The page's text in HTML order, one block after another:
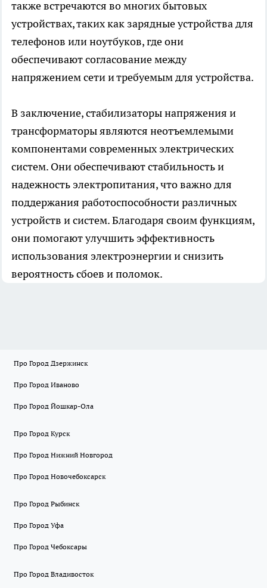
также встречаются во многих бытовых
устройствах, таких как зарядные устройства для
телефонов или ноутбуков, где они
обеспечивают согласование между
напряжением сети и требуемым для устройства.
В заключение, стабилизаторы напряжения и
трансформаторы являются неотъемлемыми
компонентами современных электрических
систем. Они обеспечивают стабильность и
надежность электропитания, что важно для
поддержания работоспособности различных
устройств и систем. Благодаря своим функциям,
они помогают улучшить эффективность
использования электроэнергии и снизить
вероятность сбоев и поломок.
Про Город Дзержинск
Про Город Иваново
Про Город Йошкар-Ола
Про Город Курск
Про Город Нижний Новгород
Про Город Новочебоксарск
Про Город Рыбинск
Про Город Уфа
Про Город Чебоксары
Про Город Владивосток